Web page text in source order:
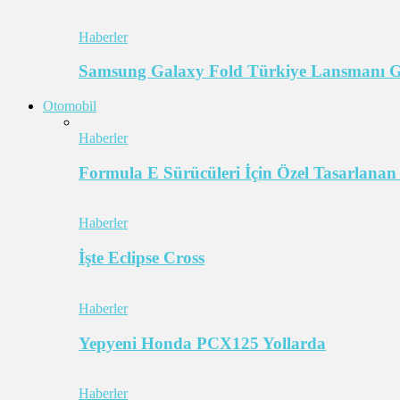
Haberler
Samsung Galaxy Fold Türkiye Lansmanı
Otomobil
Haberler
Formula E Sürücüleri İçin Özel
Haberler
İşte Eclipse Cross
Haberler
Yepyeni Honda PCX125 Yollarda
Haberler